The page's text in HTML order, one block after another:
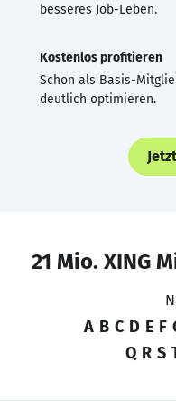
besseres Job-Leben.
Kostenlos profitieren
Schon als Basis-
deutlich optimieren.
21 Mio. XING
A B C D E F
Q R S